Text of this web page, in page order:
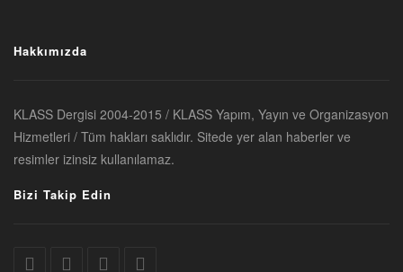
Hakkımızda
KLASS Dergisi 2004-2015 / KLASS Yapım, Yayın ve Organizasyon
Hizmetleri / Tüm hakları saklıdır. Sitede yer alan haberler ve
resimler izinsiz kullanılamaz.
Bizi Takip Edin